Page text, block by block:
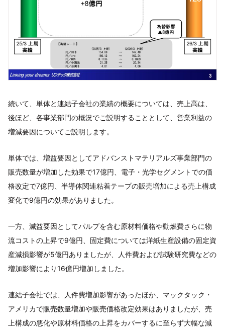
続いて、単体と連結子会社の業績の概要については、売上高は、
後ほど、各事業部門の概況でご説明することとして、営業利益の
増減要因についてご説明します。
単体では、増益要因としてアドバンストマテリアルズ事業部門の
販売数量が増加した効果で17億円、電子・光学セグメントでの価
格改定で7億円、半導体関連粘着テープの販売増加による売上構成
変化で9億円の効果がありました。
一方、減益要因としてパルプを含む原材料価格や動燃費さらに物
流コストの上昇で9億円、固定費については洋紙生産設備の固定資
産減損影響が5億円ありましたが、人件費および試験研究費などの
増加影響により16億円増加しました。
連結子会社では、人件費増加影響があったほか、マックタック・
アメリカで販売数量増加や販売価格改定効果はありましたが、売
上構成の悪化や原材料価格の上昇をカバーするに至らず大幅な減